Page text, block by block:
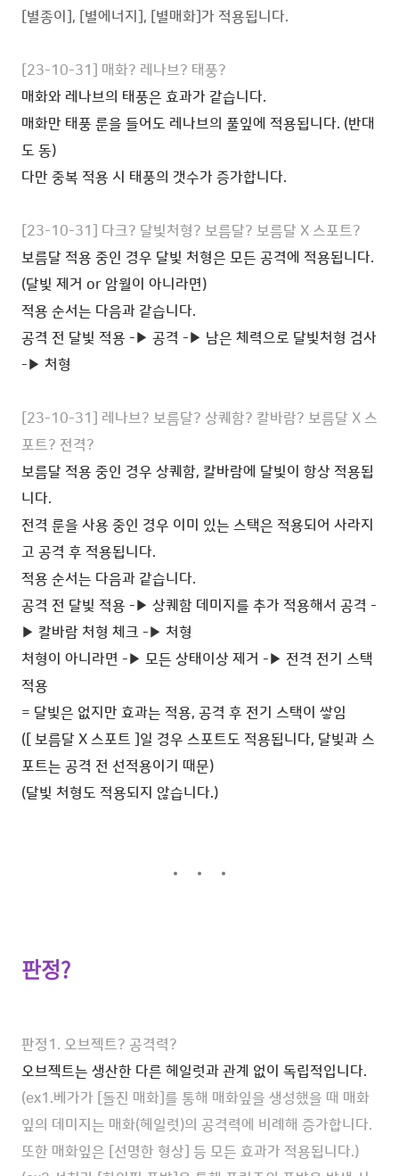
[별종이], [별에너지], [별매화]가 적용됩니다.
[23-10-31] 매화? 레나브? 태풍?
매화와 레나브의 태풍은 효과가 같습니다.
매화만 태풍 룬을 들어도 레나브의 풀잎에 적용됩니다. (반대
도 동)
다만 중복 적용 시 태풍의 갯수가 증가합니다.
[23-10-31] 다크? 달빛처형? 보름달? 보름달 X 스포트?
보름달 적용 중인 경우 달빛 처형은 모든 공격에 적용됩니다.
(달빛 제거 or 암월이 아니라면)
적용 순서는 다음과 같습니다.
공격 전 달빛 적용 -▶ 공격 -▶ 남은 체력으로 달빛처형 검사
-▶ 처형
[23-10-31] 레나브? 보름달? 상퀘함? 칼바람? 보름달 X 스
포트? 전격?
보름달 적용 중인 경우 상퀘함, 칼바람에 달빛이 항상 적용됩
니다.
전격 룬을 사용 중인 경우 이미 있는 스택은 적용되어 사라지
고 공격 후 적용됩니다.
적용 순서는 다음과 같습니다.
공격 전 달빛 적용 -▶ 상퀘함 데미지를 추가 적용해서 공격 -
▶ 칼바람 처형 체크 -▶ 처형
처형이 아니라면 -▶ 모든 상태이상 제거 - ▶ 전격 전기 스택
적용
= 달빛은 없지만 효과는 적용, 공격 후 전기 스택이 쌓임
([ 보름달 X 스포트 ]일 경우 스포트도 적용됩니다, 달빛과 스
포트는 공격 전 선적용이기 때문)
(달빛 처형도 적용되지 않습니다.)
판정?
판정1. 오브젝트? 공격력?
오브젝트는 생산한 다른 헤일럿과 관계 없이 독립적입니다.
(ex1.베가가 [돌진 매화]를 통해 매화잎을 생성했을 때 매화
잎의 데미지는 매화(헤일럿)의 공격력에 비례해 증가합니다.
또한 매화잎은 [선명한 형상] 등 모든 효과가 적용됩니다.)